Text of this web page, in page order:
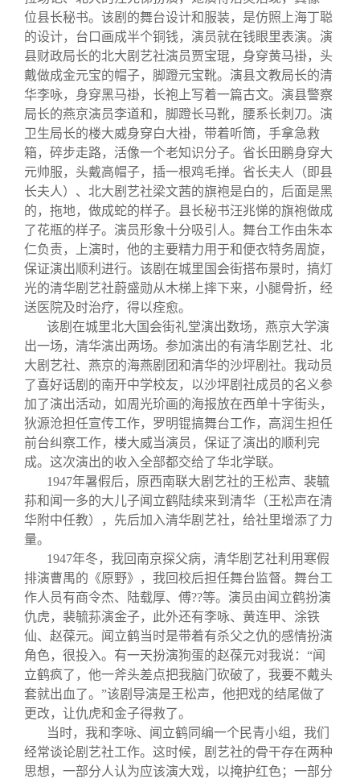
位县长秘书。该剧的舞台设计和服装，是仿照上海丁聪
的设计，台口画成半个铜钱，演员就在钱眼里表演。演
县财政局长的北大剧艺社演员贾宝琨，身穿黄马褂，头
戴做成金元宝的帽子，脚蹬元宝靴。演县文教局长的清
华李咏，身穿黑马褂，长袍上写着一篇古文。演县警察
局长的燕京演员李道和，脚蹬长马靴，腰系长刺刀。演
卫生局长的楼大威身穿白大褂，带着听筒，手拿急救
箱，碎步走路，活像一个老知识分子。省长田鹏身穿大
元帅服，头戴高帽子，插一根鸡毛掸。省长夫人（即县
长夫人）、北大剧艺社梁文茜的旗袍是白的，后面是黑
的，拖地，做成蛇的样子。县长秘书汪兆悌的旗袍做成
了花瓶的样子。演员形象十分吸引人。舞台工作由朱本
仁负责，上演时，他的主要精力用于和便衣特务周旋，
保证演出顺利进行。该剧在城里国会街搭布景时，搞灯
光的清华剧艺社蔚盛勋从木梯上摔下来，小腿骨折，经
送医院及时治疗，得以痊愈。
该剧在城里北大国会街礼堂演出数场，燕京大学演
出一场，清华演出两场。参加演出的有清华剧艺社、北
大剧艺社、燕京的海燕剧团和清华的沙坪剧社。我动员
了喜好话剧的南开中学校友，以沙坪剧社成员的名义参
加了演出活动，如周光玠画的海报放在西单十字街头，
狄源沧担任宣传工作，罗明锟搞舞台工作，高润生担任
前台纠察工作，楼大威当演员，保证了演出的顺利完
成。这次演出的收入全部都交给了华北学联。
1947年暑假后，原西南联大剧艺社的王松声、裴毓
荪和闻一多的大儿子闻立鹤陆续来到清华（王松声在清
华附中任教），先后加入清华剧艺社，给社里增添了力
量。
1947年冬，我回南京探父病，清华剧艺社利用寒假
排演曹禺的《原野》，我回校后担任舞台监督。舞台工
作人员有商令杰、陆载厚、傅??等。演员由闻立鹤扮演
仇虎，裴毓荪演金子，此外还有李咏、黄连甲、涂铁
仙、赵葆元。闻立鹤当时是带着有杀父之仇的感情扮演
角色，很投入。有一天扮演狗蛋的赵葆元对我说：“闻
立鹤疯了，他一斧头差点把我脑门砍破了，我要不戴头
套就出血了。”该剧导演是王松声，他把戏的结尾做了
更改，让仇虎和金子得救了。
当时，我和李咏、闻立鹤同编一个民青小组，我们
经常谈论剧艺社工作。这时候，剧艺社的骨干存在两种
思想，一部分人认为应该演大戏，以掩护红色；一部分